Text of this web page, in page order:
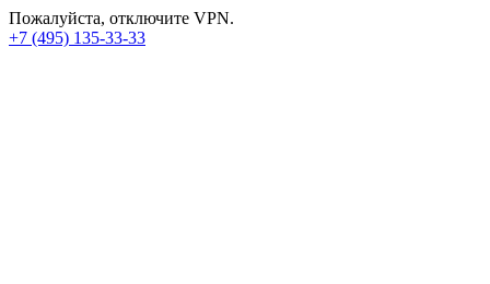
Пожалуйста, отключите VPN.
+7 (495) 135-33-33